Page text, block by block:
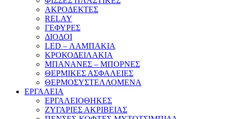
ΑΚΡΟΔΕΚΤΕΣ
RELAY
ΓΕΦΥΡΕΣ
ΔΙΟΔΟΙ
LED – ΛΑΜΠΑΚΙΑ
ΚΡΟΚΟΔΕΙΛΑΚΙΑ
ΜΠΑΝΑΝΕΣ – ΜΠΟΡΝΕΣ
ΘΕΡΜΙΚΕΣ ΑΣΦΑΛΕΙΕΣ
ΘΕΡΜΟΣΥΣΤΕΛΛΟΜΕΝΑ
ΕΡΓΑΛΕΙΑ
ΕΡΓΑΛΕΙΟΘΗΚΕΣ
ΖΥΓΑΡΙΕΣ ΑΚΡΙΒΕΙΑΣ